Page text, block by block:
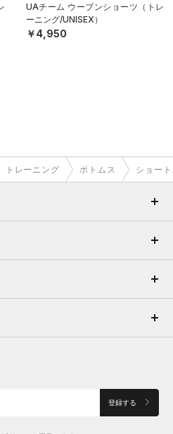
UAチーム ウーブンショーツ（トレ
ーニング/UNISEX）
￥4,950
トレーニング ボトムス ショー
登録する